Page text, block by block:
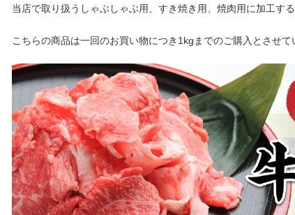
当店で取り扱うしゃぶしゃぶ用、すき焼き用、焼肉用に加工す
こちらの商品は一回のお買い物につき1kgまでのご購入とさせて